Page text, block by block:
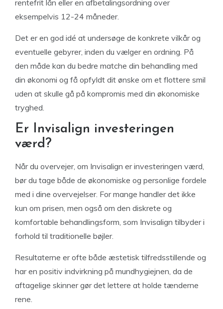
rentefrit lån eller en afbetalingsordning over
eksempelvis 12-24 måneder.
Det er en god idé at undersøge de konkrete vilkår og
eventuelle gebyrer, inden du vælger en ordning. På
den måde kan du bedre matche din behandling med
din økonomi og få opfyldt dit ønske om et flottere smil
uden at skulle gå på kompromis med din økonomiske
tryghed.
Er Invisalign investeringen
værd?
Når du overvejer, om Invisalign er investeringen værd,
bør du tage både de økonomiske og personlige fordele
med i dine overvejelser. For mange handler det ikke
kun om prisen, men også om den diskrete og
komfortable behandlingsform, som Invisalign tilbyder i
forhold til traditionelle bøjler.
Resultaterne er ofte både æstetisk tilfredsstillende og
har en positiv indvirkning på mundhygiejnen, da de
aftagelige skinner gør det lettere at holde tænderne
rene.